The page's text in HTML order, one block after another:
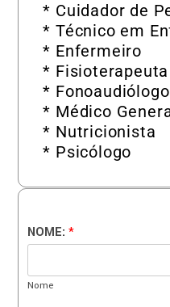
* Cuidador de
* Técnico em
* Enfermeiro
* Fisioterapeuta
* Fonoaudiólogo
* Médico
* Nutricionista
* Psicólogo
NOME:*
Nome